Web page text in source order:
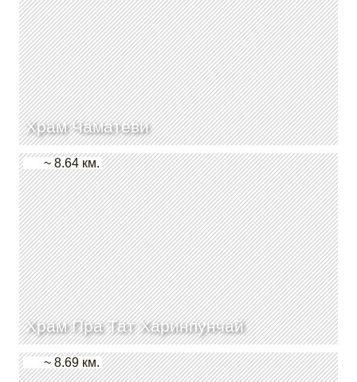
Храм Чаматеви
Храм Пра Тат Харинпунчай
~ 8.64 км.
~ 8.69 км.